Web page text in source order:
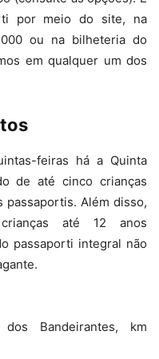
por meio do site, na
ou na bilheteria do
em qualquer um dos
feiras há a Quinta
de até cinco crianças
passaportis. Além disso,
até 12 anos
passaporti integral não
Bandeirantes, km